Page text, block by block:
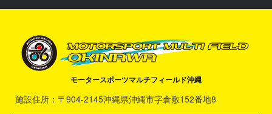
モータースポーツマルチフィールド沖縄
施設住所：〒904-2145沖縄県沖縄市字倉敷152番地8